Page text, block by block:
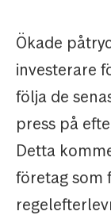
Ökade
investerare
följa de
press på
Detta
företag som